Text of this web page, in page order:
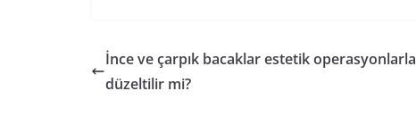
İnce ve çarpık bacaklar estetik operasyonlarla
düzeltilir mi?